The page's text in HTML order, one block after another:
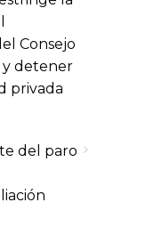
Consejo
y detener
privada
del paro